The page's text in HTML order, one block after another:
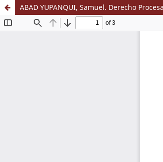
ABAD YUPANQUI, Samuel. Derecho